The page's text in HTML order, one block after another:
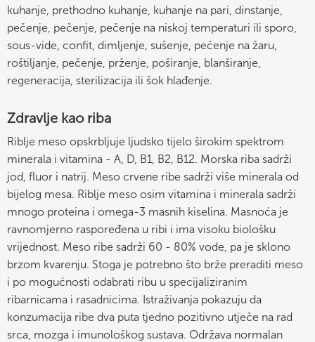
kuhanje, prethodno kuhanje, kuhanje na pari, dinstanje,
pečenje, pečenje, pečenje na niskoj temperaturi ili sporo,
sous-vide, confit, dimljenje, sušenje, pečenje na žaru,
roštiljanje, pečenje, prženje, poširanje, blanširanje,
regeneracija, sterilizacija ili šok hlađenje.
Zdravlje kao riba
Riblje meso opskrbljuje ljudsko tijelo širokim spektrom
minerala i vitamina - A, D, B1, B2, B12. Morska riba sadrži
jod, fluor i natrij. Meso crvene ribe sadrži više minerala od
bijelog mesa. Riblje meso osim vitamina i minerala sadrži
mnogo proteina i omega-3 masnih kiselina. Masnoća je
ravnomjerno raspoređena u ribi i ima visoku biološku
vrijednost. Meso ribe sadrži 60 - 80% vode, pa je sklono
brzom kvarenju. Stoga je potrebno što brže preraditi meso
i po mogućnosti odabrati ribu u specijaliziranim
ribarnicama i rasadnicima. Istraživanja pokazuju da
konzumacija ribe dva puta tjedno pozitivno utječe na rad
srca, mozga i imunološkog sustava. Održava normalan